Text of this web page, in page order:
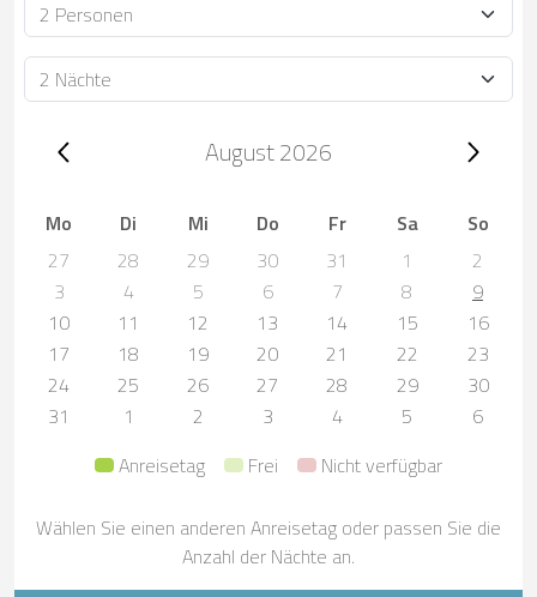
Personen
Dauer
Trip dates, August 2026August 2026
Mo Di Mi Do Fr Sa
So
27
28 29 30 31 1
2
3
4 5 6 7 8
9
10
11 12 13 14 15
16
17
18 19 20 21 22
23
24
25 26 27 28 29
30
31
1 2 3 4 5
6
Anreisetag
Frei Nicht verfügbar
Wählen Sie einen anderen Anreisetag oder passen Sie die
Anzahl der Nächte an.